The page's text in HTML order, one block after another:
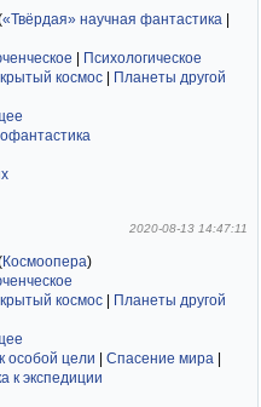
«Твёрдая» научная фантастика
Психологическое
космос
Планеты другой
2020-08-13 14:47:11
Космоопера)
космос
Планеты другой
особой цели Спасение мира
к экспедиции